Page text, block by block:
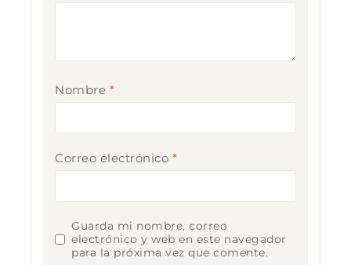
Nombre *
Correo electrónico *
Guarda mi nombre, correo
electrónico y web en este navegador
para la próxima vez que comente.